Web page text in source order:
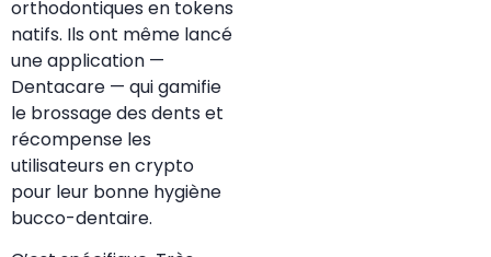
orthodontiques en tokens
natifs. Ils ont même lancé
une application —
Dentacare — qui gamifie
le brossage des dents et
récompense les
utilisateurs en crypto
pour leur bonne hygiène
bucco-dentaire.